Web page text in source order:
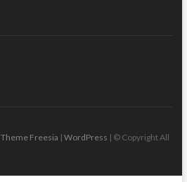
Theme Freesia | WordPress | © Copyright All